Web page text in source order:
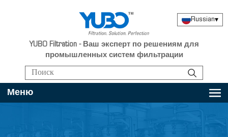
YUBO Filtration - Ваш эксперт по решениям для
промышленных систем фильтрации
Russian▾
Меню